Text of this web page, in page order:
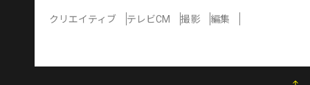
クリエイティブ テレビCM 撮影 編集